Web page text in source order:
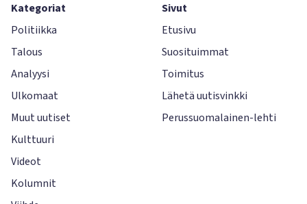
Kategoriat
Politiikka
Talous
Analyysi
Ulkomaat
Muut uutiset
Kulttuuri
Videot
Kolumnit
Sivut
Etusivu
Suosituimmat
Toimitus
Lähetä uutisvinkki
Perussuomalainen-lehti